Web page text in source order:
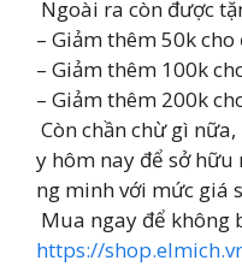
Ngoài ra còn được
– Giảm thêm 50k
– Giảm thêm 100k
– Giảm thêm 200k
Còn chần chừ gì
y hôm nay để sở
ng minh với mức giá
Mua ngay để không
https://